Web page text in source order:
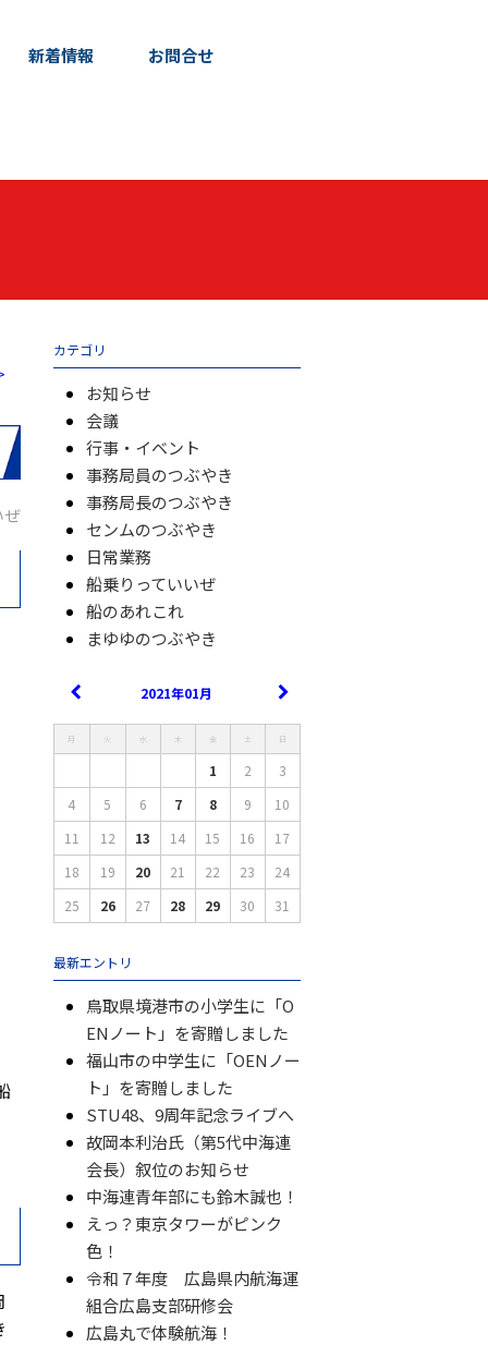
新着情報 お問合せ
カテゴリ
お知らせ
会議
行事・イベント
事務局員のつぶやき
事務局長のつぶやき
センムのつぶやき
日常業務
船乗りっていいぜ
船のあれこれ
まゆゆのつぶやき
2021年01月
月 火 水 木 金 土 日
1 2
3
4
5 6 7 8 9
10
11
12 13 14 15 16
17
18
19 20 21 22 23
24
25
26 27 28 29 30 31
最新エントリ
鳥取県境港市の小学生に「O
ENノート」を寄贈しました
福山市の中学生に「OENノー
ト」を寄贈しました
STU48、9周年記念ライブへ
故岡本利治氏（第5代中海連
会長）叙位のお知らせ
中海連青年部にも鈴木誠也！
えっ？東京タワーがピンク
色！
令和７年度 広島県内航海運
組合広島支部研修会
広島丸で体験航海！